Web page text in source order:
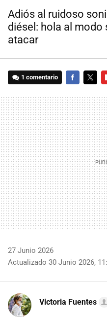
Adiós al ruidoso
diésel: hola al modo
atacar
1 comentario
27 Junio 2026
Actualizado 30 Junio 2026,
Victoria Fuentes